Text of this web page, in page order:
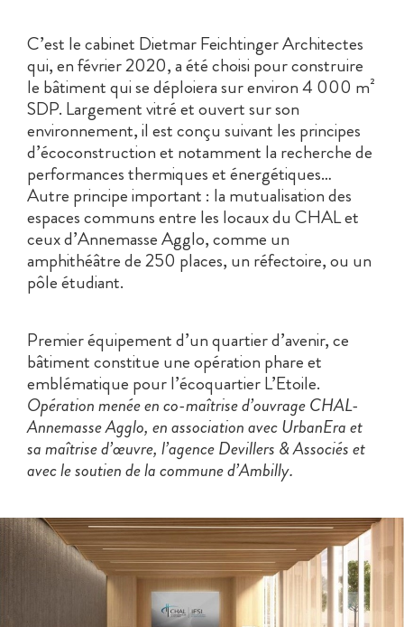
C’est le cabinet Dietmar Feichtinger Architectes
qui, en février 2020, a été choisi pour construire
le bâtiment qui se déploiera sur environ 4 000 m²
SDP. Largement vitré et ouvert sur son
environnement, il est conçu suivant les principes
d’écoconstruction et notamment la recherche de
performances thermiques et énergétiques…
Autre principe important : la mutualisation des
espaces communs entre les locaux du CHAL et
ceux d’Annemasse Agglo, comme un
amphithéâtre de 250 places, un réfectoire, ou un
pôle étudiant.
Premier équipement d’un quartier d’avenir, ce
bâtiment constitue une opération phare et
emblématique pour l’écoquartier L’Etoile.
Opération menée en co-maîtrise d’ouvrage CHAL-
Annemasse Agglo, en association avec UrbanEra et
sa maîtrise d’œuvre, l’agence Devillers & Associés et
avec le soutien de la commune d’Ambilly.